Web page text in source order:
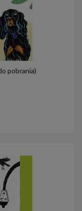
pobrania)